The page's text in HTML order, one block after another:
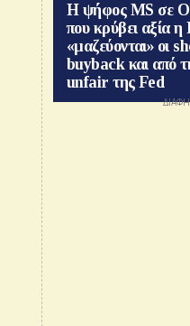
Η ψήφος MS σε
που κρύβει αξία
«μαζεύονται» οι
buyback και από
unfair της Fed